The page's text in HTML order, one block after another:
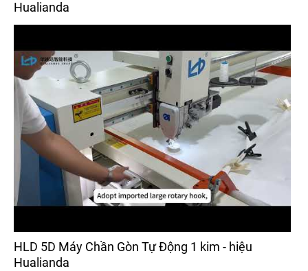
Hualianda
HLD 5D Máy Chần Gòn Tự Động 1 kim - hiệu
Hualianda